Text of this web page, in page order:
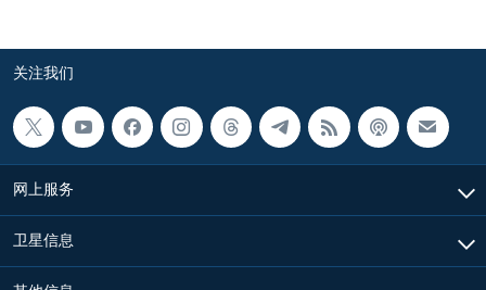
关注我们
网上服务
卫星信息